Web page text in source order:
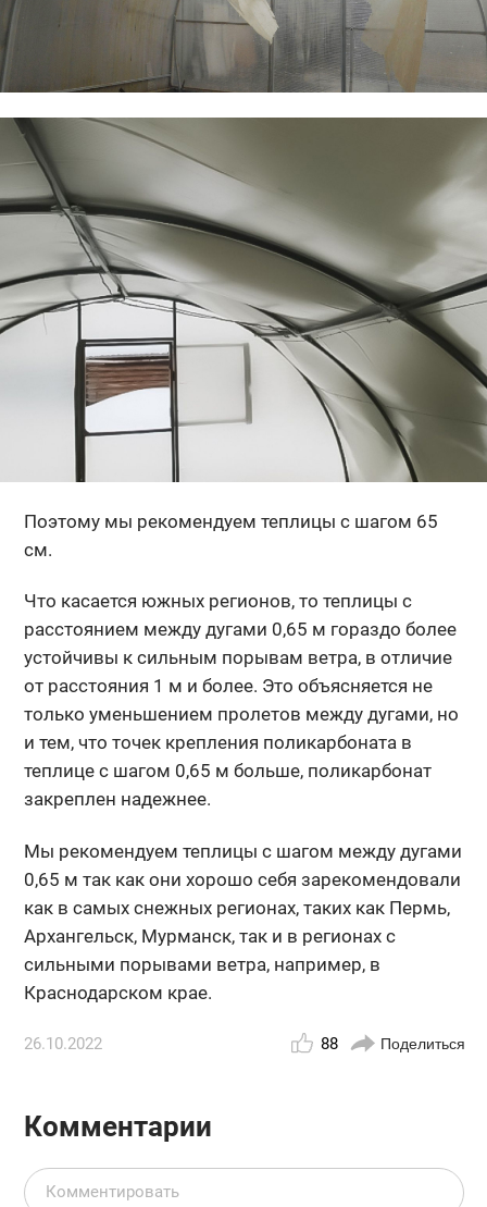
Поэтому мы рекомендуем теплицы с шагом 65
см.
Что касается южных регионов, то теплицы с
расстоянием между дугами 0,65 м гораздо более
устойчивы к сильным порывам ветра, в отличие
от расстояния 1 м и более. Это объясняется не
только уменьшением пролетов между дугами, но
и тем, что точек крепления поликарбоната в
теплице с шагом 0,65 м больше, поликарбонат
закреплен надежнее.
Мы рекомендуем теплицы с шагом между дугами
0,65 м так как они хорошо себя зарекомендовали
как в самых снежных регионах, таких как Пермь,
Архангельск, Мурманск, так и в регионах с
сильными порывами ветра, например, в
Краснодарском крае.
26.10.2022 88 Поделиться
Комментарии